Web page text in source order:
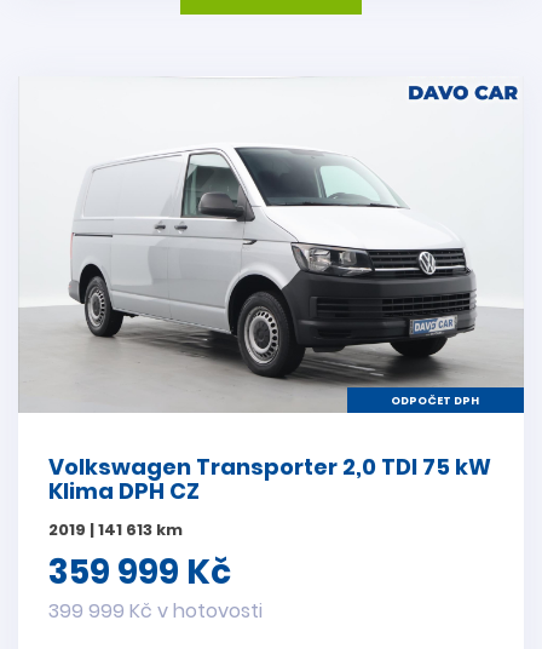
ODPOČET DPH
Volkswagen Transporter 2,0 TDI 75 kW
Klima DPH CZ
2019 | 141 613 km
359 999 Kč
399 999 Kč v hotovosti